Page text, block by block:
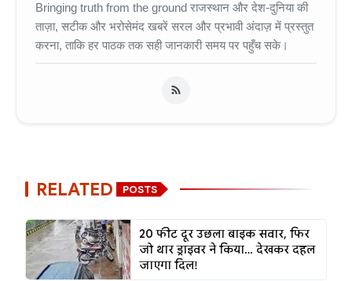
Bringing truth from the ground राजस्थान और देश-दुनिया की
ताज़ा, सटीक और भरोसेमंद खबरें सरल और प्रभावी अंदाज़ में प्रस्तुत
करना, ताकि हर पाठक तक सही जानकारी समय पर पहुँच सके।
RELATED POSTS
20 फीट दूर उछला बाइक सवार, फिर
जो थार ड्राइवर ने किया… देखकर दहल
जाएगा दिल!